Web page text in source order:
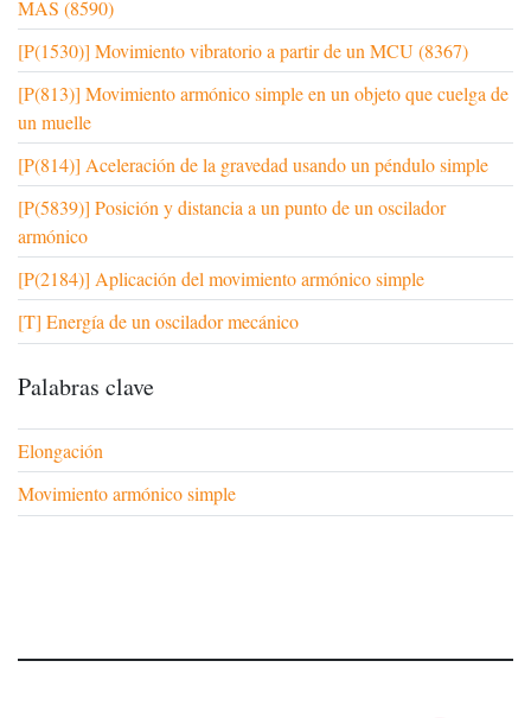
MAS (8590)
[P(1530)] Movimiento vibratorio a partir de un MCU (8367)
[P(813)] Movimiento armónico simple en un objeto que cuelga de
un muelle
[P(814)] Aceleración de la gravedad usando un péndulo simple
[P(5839)] Posición y distancia a un punto de un oscilador
armónico
[P(2184)] Aplicación del movimiento armónico simple
[T] Energía de un oscilador mecánico
Palabras clave
Elongación
Movimiento armónico simple